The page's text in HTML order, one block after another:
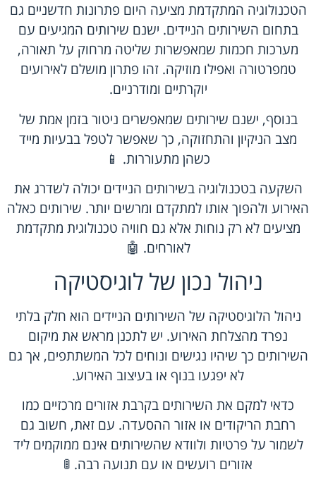
הטכנולוגיה המתקדמת מציעה היום פתרונות חדשניים גם
בתחום השירותים הניידים. ישנם שירותים המגיעים עם
מערכות חכמות שמאפשרות שליטה מרחוק על תאורה,
טמפרטורה ואפילו מוזיקה. זהו פתרון מושלם לאירועים
יוקרתיים ומודרניים.
בנוסף, ישנם שירותים שמאפשרים ניטור בזמן אמת של
מצב הניקיון והתחזוקה, כך שאפשר לטפל בבעיות מייד
כשהן מתעוררות. 📱
השקעה בטכנולוגיה בשירותים הניידים יכולה לשדרג את
האירוע ולהפוך אותו למתקדם ומרשים יותר. שירותים כאלה
מציעים לא רק נוחות אלא גם חוויה טכנולוגית מתקדמת
לאורחים. 🤖
ניהול נכון של לוגיסטיקה
ניהול הלוגיסטיקה של השירותים הניידים הוא חלק בלתי
נפרד מהצלחת האירוע. יש לתכנן מראש את מיקום
השירותים כך שיהיו נגישים ונוחים לכל המשתתפים, אך גם
לא יפגעו בנוף או בעיצוב האירוע.
כדאי למקם את השירותים בקרבת אזורים מרכזיים כמו
רחבת הריקודים או אזור ההסעדה. עם זאת, חשוב גם
לשמור על פרטיות ולוודא שהשירותים אינם ממוקמים ליד
אזורים רועשים או עם תנועה רבה. 🚦